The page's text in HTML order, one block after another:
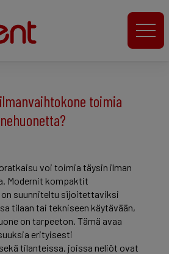
toimia
voi toimia täysin ilman
Modernit kompaktit
suunniteltu sijoitettaviksi
tilaan tai tekniseen käytävään,
on tarpeeton. Tämä avaa
erityisesti
tilanteissa, joissa neliöt ovat